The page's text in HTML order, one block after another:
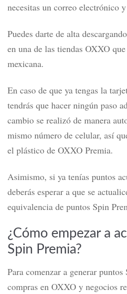
necesitas un correo electrónico
Puedes darte de alta
en una de las tiendas OXXO
mexicana.
En caso de que ya tengas la t
tendrás que hacer ningún paso
cambio se realizó de manera
mismo número de celular, así
el plástico de OXXO Premia.
Asimismo, si ya tenías puntos
deberás esperar a que se
equivalencia de puntos Spin
¿Cómo empezar a
Spin Premia?
Para comenzar a generar puntos
compras en OXXO y negocios